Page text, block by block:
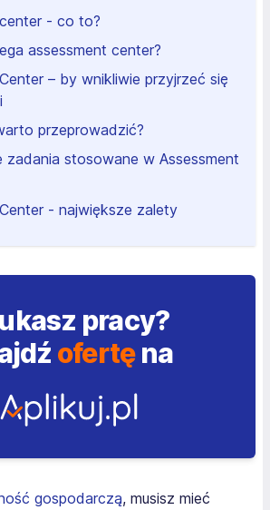
- co to?
assessment center?
– by wnikliwie przyjrzeć się
przeprowadzić?
zadania stosowane w Assessment
- największe zalety
pracy?
ofertęna
gospodarczą, musisz mieć